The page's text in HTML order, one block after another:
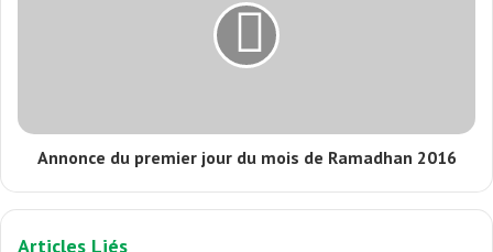
Annonce du premier jour du mois de Ramadhan 2016
Articles Liés